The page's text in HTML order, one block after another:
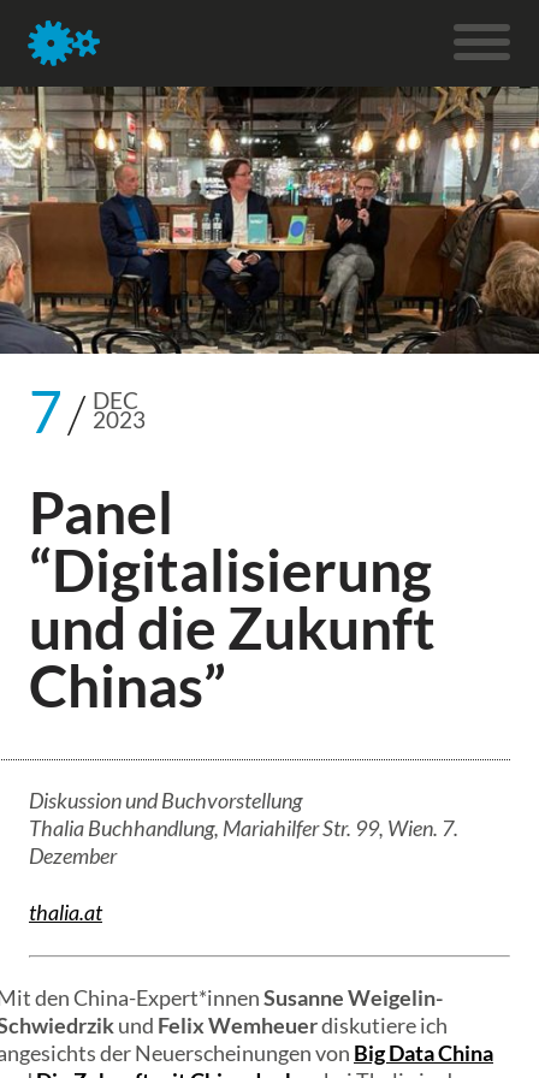
7 DEC
2023
Panel
“Digitalisierung
und die Zukunft
Chinas”
Diskussion und Buchvorstellung
Thalia Buchhandlung, Mariahilfer Str. 99, Wien. 7.
Dezember
thalia.at
den China-Expert*innenSusanne Weigelin-
und Felix Wemheuerdiskutiere ich
der Neuerscheinungen von Big Data China